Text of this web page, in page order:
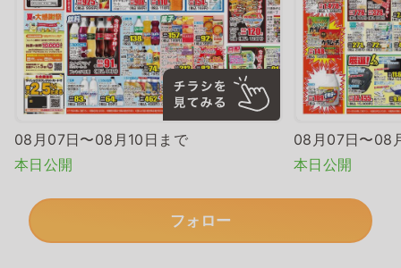
08月07日〜08月10日まで
本日公開
08月07日〜08
本日公開
フォロー